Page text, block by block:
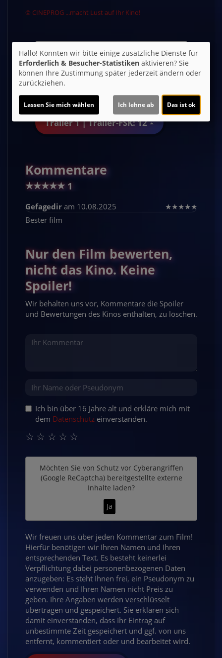
© CINEPROG ...macht Lust auf Ihr Kino!
Möchten Sie vonYoutube (Trailer
ansehen)bereitgestellte externe Inhalte
laden?
Trailer 1 | Trailer-FSK: 12
Kommentare
★★★★★ 1
Gefagedir am 10.08.2025 ★★★★★
Bester film
Nur den Film bewerten,
nicht das Kino. Keine
Spoiler!
Wir behalten uns vor, Kommentare die Spoiler
und Bewertungen des Kinos enthalten, zu löschen.
Ich bin über 16 Jahre alt und erkläre mich mit
dem Datenschutz einverstanden.
☆
☆
☆
☆
☆
Möchten Sie von Schutz vor Cyberangriffen
(Google ReCaptcha)bereitgestellte externe
Inhalte laden?
Ja
Wir freuen uns über jeden Kommentar zum Film!
Hierfür benötigen wir Ihren Namen und Ihren
entsprechenden Text. Es besteht keinerlei
Verpflichtung dabei personenbezogenen Daten
anzugeben: Es steht Ihnen frei, ein Pseudonym zu
verwenden und Ihren Namen nicht Preis zu
geben. Ihre Angaben werden verschlüsselt
übertragen und gespeichert. Sie erklären sich
damit einverstanden, dass Ihr Eintrag auf
unbestimmte Zeit gespeichert und ggf. von uns
entfernt, kommentiert oder und bearbeitet wird.
Hallo! Könnten wir bitte einige zusätzliche Dienste für
Erforderlich & Besucher-Statistiken aktivieren? Sie
können Ihre Zustimmung später jederzeit ändern oder
zurückziehen.
Lassen Sie mich wählen Ich lehne ab Das ist ok